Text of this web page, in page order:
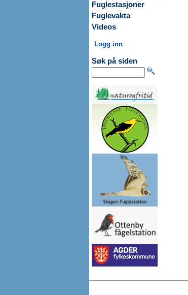
Fuglestasjoner
Fuglevakta
Videos
Logg inn
Søk på siden